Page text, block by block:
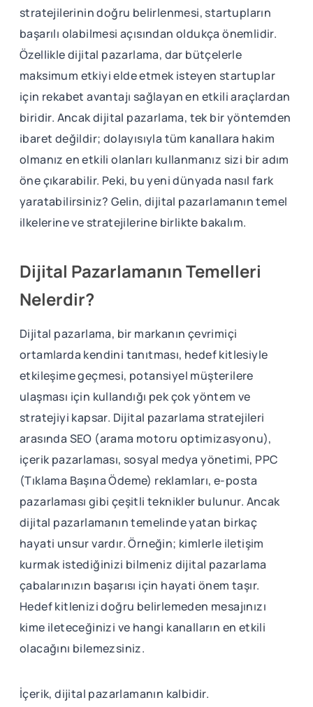
stratejilerinin doğru belirlenmesi, startupların
başarılı olabilmesi açısından oldukça önemlidir.
Özellikle dijital pazarlama, dar bütçelerle
maksimum etkiyi elde etmek isteyen startuplar
için rekabet avantajı sağlayan en etkili araçlardan
biridir. Ancak dijital pazarlama, tek bir yöntemden
ibaret değildir; dolayısıyla tüm kanallara hakim
olmanız en etkili olanları kullanmanız sizi bir adım
öne çıkarabilir. Peki, bu yeni dünyada nasıl fark
yaratabilirsiniz? Gelin, dijital pazarlamanın temel
ilkelerine ve stratejilerine birlikte bakalım.
Dijital Pazarlamanın Temelleri
Nelerdir?
Dijital pazarlama, bir markanın çevrimiçi
ortamlarda kendini tanıtması, hedef kitlesiyle
etkileşime geçmesi, potansiyel müşterilere
ulaşması için kullandığı pek çok yöntem ve
stratejiyi kapsar. Dijital pazarlama stratejileri
arasında SEO (arama motoru optimizasyonu),
içerik pazarlaması, sosyal medya yönetimi, PPC
(Tıklama Başına Ödeme) reklamları, e-posta
pazarlaması gibi çeşitli teknikler bulunur. Ancak
dijital pazarlamanın temelinde yatan birkaç
hayati unsur vardır. Örneğin; kimlerle iletişim
kurmak istediğinizi bilmeniz dijital pazarlama
çabalarınızın başarısı için hayati önem taşır.
Hedef kitlenizi doğru belirlemeden mesajınızı
kime ileteceğinizi ve hangi kanalların en etkili
olacağını bilemezsiniz.
İçerik, dijital pazarlamanın kalbidir.